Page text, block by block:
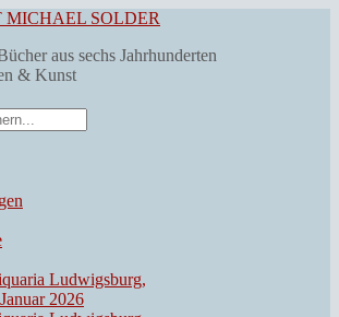
SOLDER
aus sechs Jahrhunderten
& Kunst
Ludwigsburg,
2026